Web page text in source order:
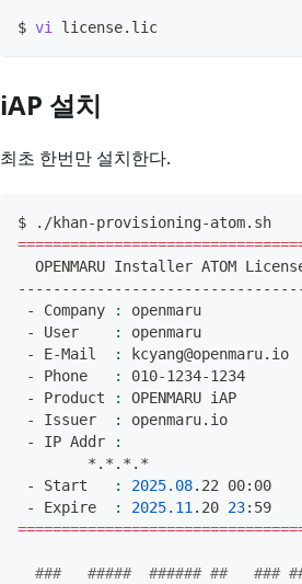
$ vi license.lic
iAP 설치
최초 한번만 설치한다.
$ ./khan-provisioning-atom.sh
================================
OPENMARU Installer ATOM
- Company
:
openmaru
- User
:
openmaru
- E-Mail
:
kcyang@openmaru.io
- Phone
:
010-1234-1234
- Product
:
OPENMARU iAP
- Issuer
:
openmaru.io
- IP Addr
:
	*.*.*.*
- Start
: 2025.08.22 00:00
- Expire
: 2025.11 .20 23:59
================================
###   #####  ###### ##